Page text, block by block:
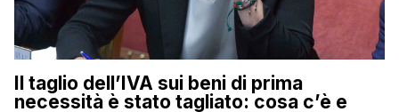
Il taglio dell’IVA sui beni di prima
necessità è stato tagliato: cosa c’è e